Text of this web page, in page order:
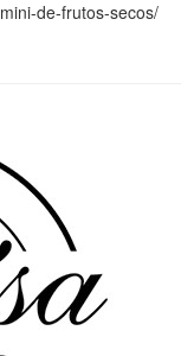
de-frutos-secos/